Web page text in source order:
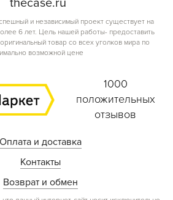
thecase.ru
и независимый проект существует на
6 лет. Цель нашей работы- предоставить
товар со всех уголков мира по
возможной цене
1000
положительных
отзывов
Оплата и доставка
Контакты
Возврат и обмен